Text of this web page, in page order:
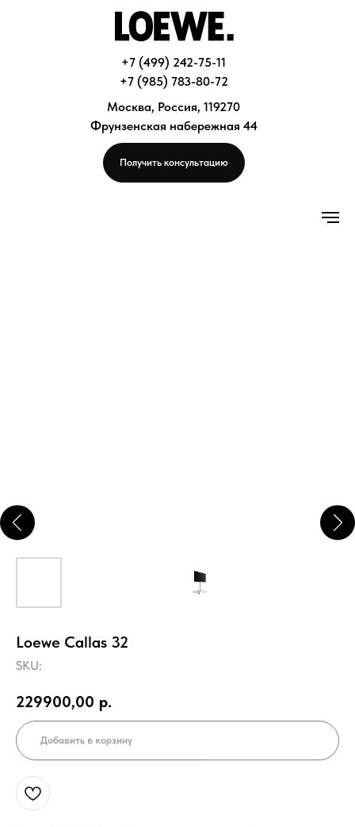
+7 (499) 242-75-11
+7 (985) 783-80-72
Москва, Россия, 119270
Фрунзенская набережная 44
Получить консультацию
Loewe Callas 32
SKU:
229900,00 р.
Добавить в корзину